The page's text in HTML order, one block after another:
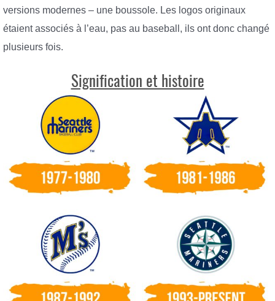
versions modernes – une boussole. Les logos originaux
étaient associés à l’eau, pas au baseball, ils ont donc changé
plusieurs fois.
Signification et histoire